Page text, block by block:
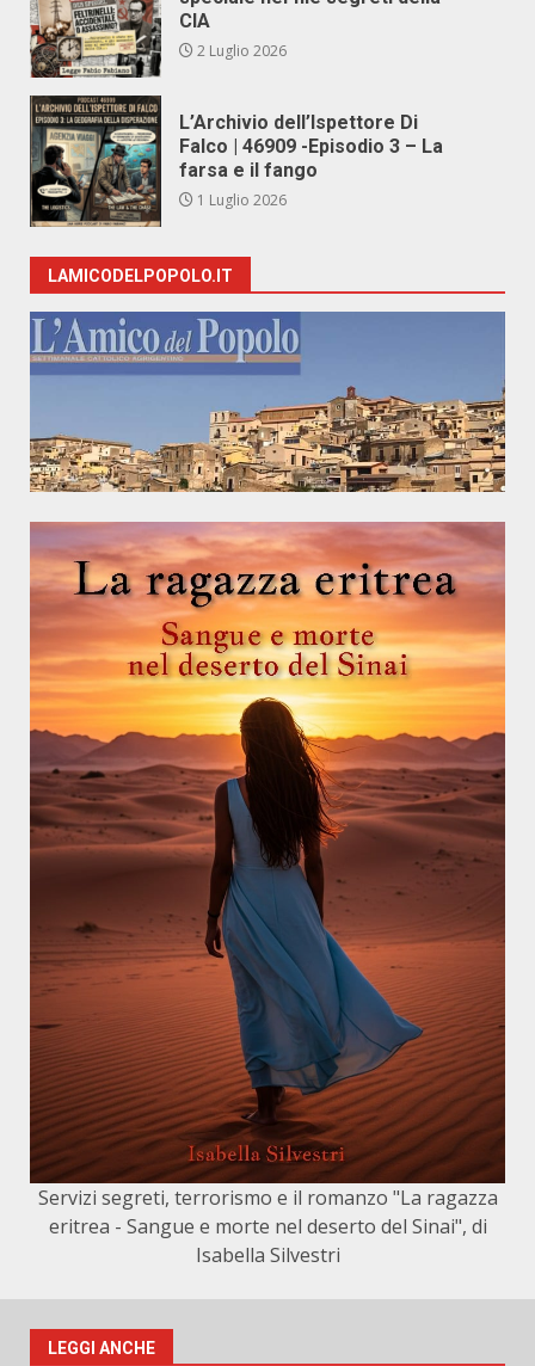
CIA
2 Luglio 2026
L’Archivio dell’Ispettore Di
Falco | 46909 -Episodio 3 – La
farsa e il fango
1 Luglio 2026
LAMICODELPOPOLO.IT
Servizi segreti, terrorismo e il romanzo "La ragazza
eritrea - Sangue e morte nel deserto del Sinai", di
Isabella Silvestri
LEGGI ANCHE